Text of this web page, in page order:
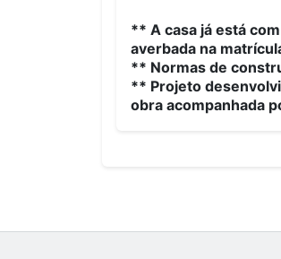
** A casa já está
averbada na
** Normas de
** Projeto
obra acompanhada